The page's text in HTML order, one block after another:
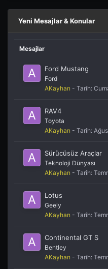
Yeni Mesajlar & Konular
Mesajlar
Ford Mustang
Ford
AKayhan - Tarih:
RAV4
Toyota
AKayhan - Tarih:
Sürücüsüz Araçlar
Teknoloji Dünyası
AKayhan - Tarih:
Lotus
Geely
AKayhan - Tarih:
Continental GT S
Bentley
AKayhan - Tarih: